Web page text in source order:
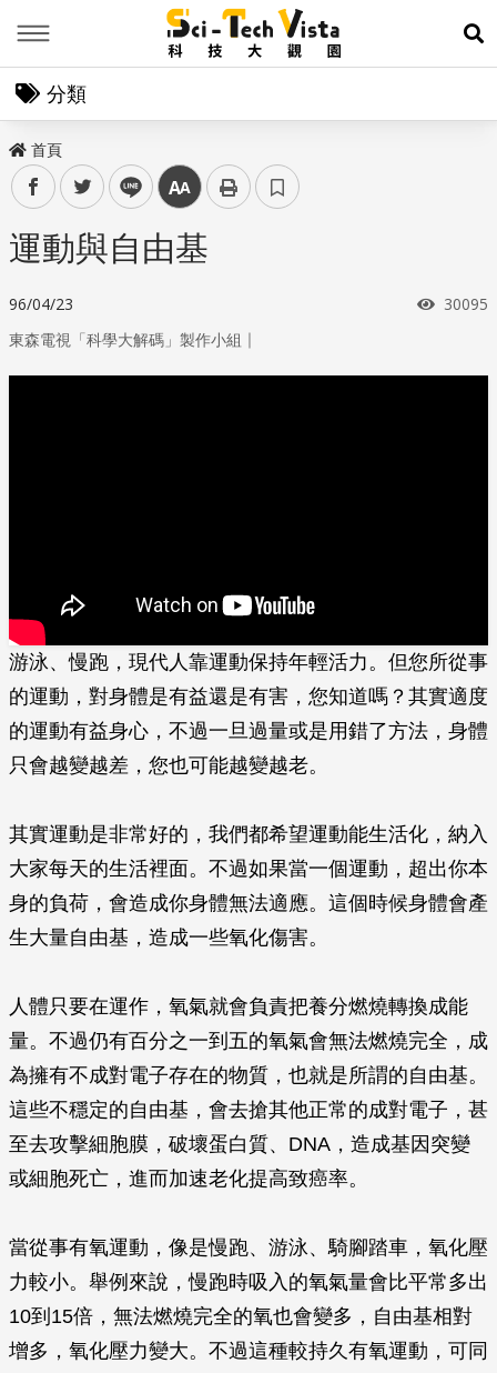
展
分類
首頁
facebooktwitter line 中
運動與自由基
96/04/23 瀏覽次
30095
東森電視「科學大解碼」製作小組 ｜
游泳、慢跑，現代人靠運動保持年輕活力。但您所從事
的運動，對身體是有益還是有害，您知道嗎？其實適度
的運動有益身心，不過一旦過量或是用錯了方法，身體
只會越變越差，您也可能越變越老。
其實運動是非常好的，我們都希望運動能生活化，納入
大家每天的生活裡面。不過如果當一個運動，超出你本
身的負荷，會造成你身體無法適應。這個時候身體會產
生大量自由基，造成一些氧化傷害。
人體只要在運作，氧氣就會負責把養分燃燒轉換成能
量。不過仍有百分之一到五的氧氣會無法燃燒完全，成
為擁有不成對電子存在的物質，也就是所謂的自由基。
這些不穩定的自由基，會去搶其他正常的成對電子，甚
至去攻擊細胞膜，破壞蛋白質、DNA，造成基因突變
或細胞死亡，進而加速老化提高致癌率。
當從事有氧運動，像是慢跑、游泳、騎腳踏車，氧化壓
力較小。舉例來說，慢跑時吸入的氧氣量會比平常多出
10到15倍，無法燃燒完全的氧也會變多，自由基相對
增多，氧化壓力變大。不過這種較持久有氧運動，可同